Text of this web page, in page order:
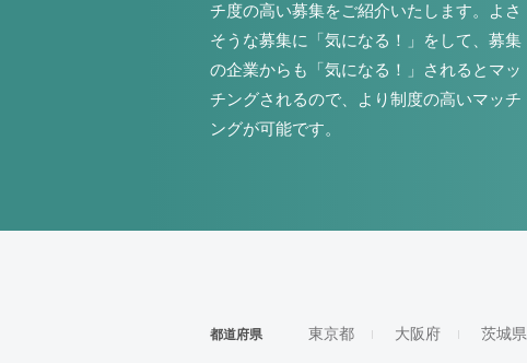
チ度の高い募集をご紹介いたします。よさ
そうな募集に「気になる！」をして、募集
の企業からも「気になる！」されるとマッ
チングされるので、より制度の高いマッチ
ングが可能です。
都道府県 東京都 大阪府 茨城県